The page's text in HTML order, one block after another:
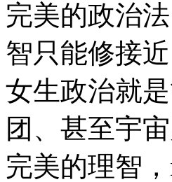
完美的政治
智只能修接近
女生政治就
团、甚至宇
完美的理智